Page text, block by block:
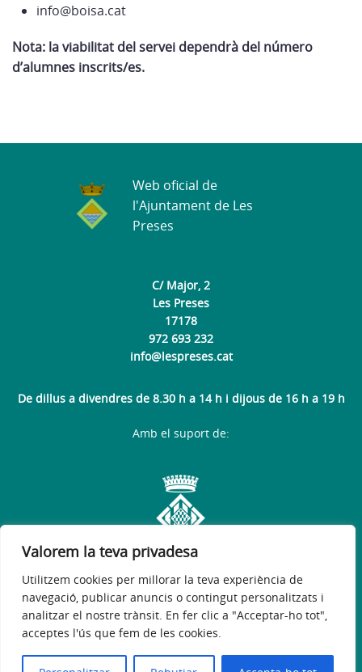
Valorem la teva privadesa
Utilitzem cookies per millorar la teva experiència de
navegació, publicar anuncis o contingut personalitzats i
analitzar el nostre trànsit. En fer clic a "Acceptar-ho tot",
acceptes l'ús que fem de les cookies.
info@boisa.cat
Nota: la viabilitat del servei dependrà del número
d’alumnes inscrits/es.
C/ Major, 2
Les Preses
17178
972 693 232
info@lespreses.cat
De dillus a divendres de 8.30 h a 14 h i dijous de 16 h a 19 h
Web oficial de
l'Ajuntament de Les
Preses
Avís legal Política de privacitat
Amb el suport de: